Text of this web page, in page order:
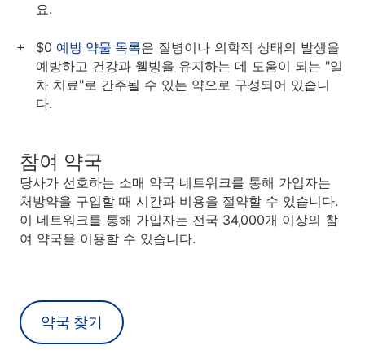
요.
$0 예방 약물 목록은 질병이나 의학적 상태의 발생을
예방하고 건강과 웰빙을 유지하는 데 도움이 되는 "일
차 치료"로 간주될 수 있는 약으로 구성되어 있습니
다.
참여 약국
당사가 선호하는 소매 약국 네트워크를 통해 가입자는
처방약을 구입할 때 시간과 비용을 절약할 수 있습니다.
이 네트워크를 통해 가입자는 전국 34,000개 이상의 참
여 약국을 이용할 수 있습니다.
약국 찾기